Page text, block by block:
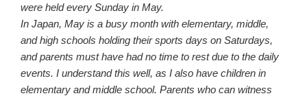
were held every Sunday in May.
In Japan, May is a busy month with elementary, middle,
and high schools holding their sports days on Saturdays,
and parents must have had no time to rest due to the daily
events. I understand this well, as I also have children in
elementary and middle school. Parents who can witness